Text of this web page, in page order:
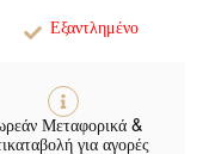
56,00€.
είναι:
46,00€.
Εξαντλημένο
Μεταφορικά &
για αγορές